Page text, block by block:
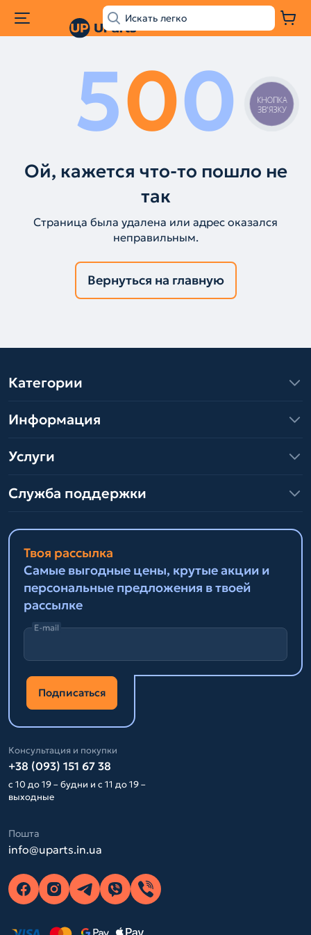
500
Ой, кажется что-то пошло не
так
Страница была удалена или адрес оказался
неправильным.
Вернуться на главную
Категории
Информация
Услуги
Служба поддержки
Твоя рассылка
Самые выгодные цены, крутые акции и
персональные предложения в твоей
рассылке
E-mail
Подписаться
Консультация и покупки
+38 (093) 151 67 38
с 10 до 19 – будни и с 11 до 19 –
выходные
Пошта
info@uparts.in.ua
КНОПКА
ЗВ'ЯЗКУ